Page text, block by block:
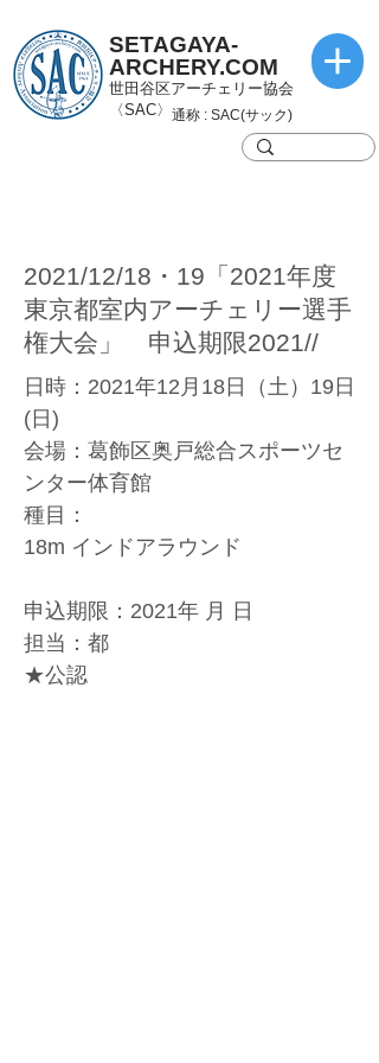
SETAGAYA-
ARCHERY.COM
世田谷区アーチェリー協会
〈SAC〉 通称 : SAC(サック)
2021/12/18・19「2021年度
東京都室内アーチェリー選手
権大会」 申込期限2021//
日時：2021年12月18日（土）19日
(日)
会場：葛飾区奥戸総合スポーツセ
ンター体育館
種目：
18m インドアラウンド
申込期限：2021年 月 日
担当：都
★公認